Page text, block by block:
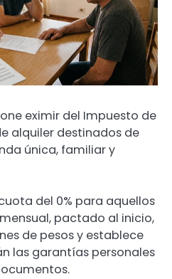
eximir del Impuesto de
alquiler destinados de
única, familiar y
del 0% para aquellos
pactado al inicio,
de pesos y establece
las garantías personales